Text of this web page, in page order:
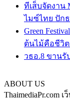
ทีเส็บจัดงาน
ไมซ์ไทย ปักธ
Green
ต้นไม้คือชีวิ
วธอ.8 ขานรั
ABOUT US